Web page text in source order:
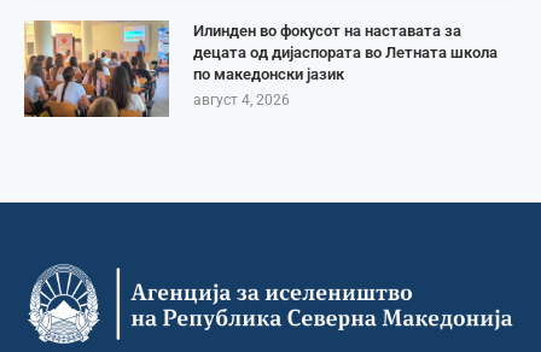
Илинден во фокусот на наставата за
децата од дијаспората во Летната школа
по македонски јазик
август 4, 2026